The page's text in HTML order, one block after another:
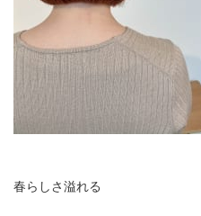
春らしさ溢れる